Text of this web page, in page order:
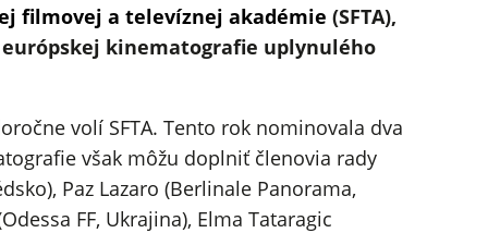
filmovej a televíznej akadémie (SFTA),
kinematografie uplynulého
volí SFTA. Tento rok nominovala dva
však môžu doplniť členovia rady
Paz Lazaro (Berlinale Panorama,
FF, Ukrajina), Elma Tataragic